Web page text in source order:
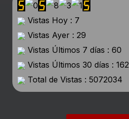
Vistas Hoy : 7
Vistas Ayer : 29
Vistas Últimos 7 días : 60
Vistas Últimos 30 días : 162
Total de Vistas : 5072034